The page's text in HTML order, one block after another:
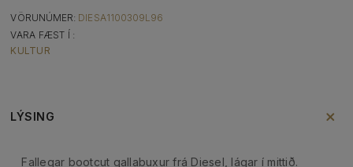
VÖRUNÚMER: DIESA1100309L96
VARA FÆST Í :
KULTUR
LÝSING
Fallegar bootcut gallabuxur frá Diesel, lágar í mittið.